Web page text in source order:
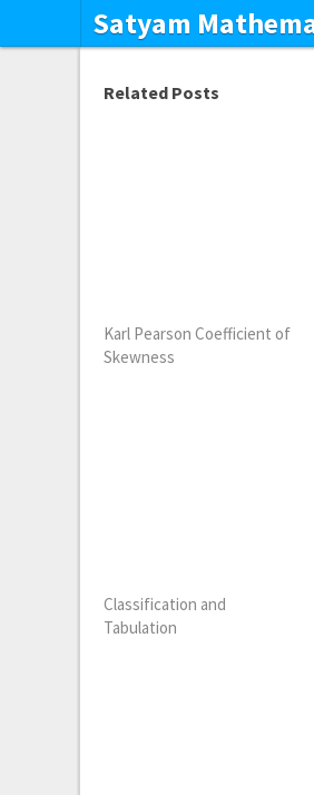
Satyam
Related Posts
Karl Pearson Coefficient of
Skewness
Classification and
Tabulation